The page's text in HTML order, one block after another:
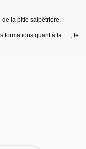
de la pitié salpêtrière.
formations quant à la , le